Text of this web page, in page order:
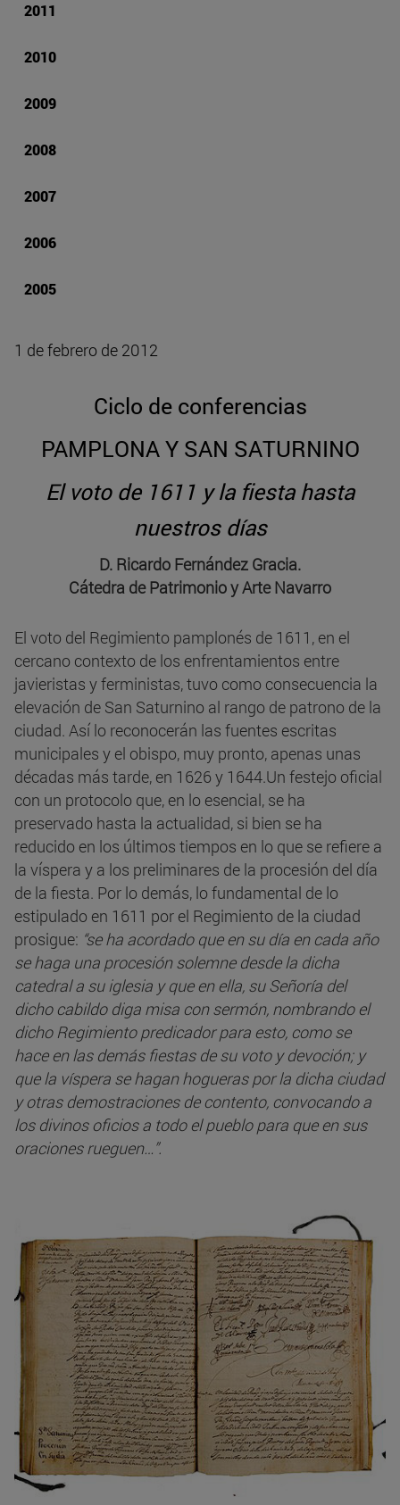
2011
2010
2009
2008
2007
2006
2005
1 de febrero de 2012
Ciclo de conferencias
PAMPLONA Y SAN SATURNINO
El voto de 1611 y la fiesta hasta
nuestros días
D. Ricardo Fernández Gracia.
Cátedra de Patrimonio y Arte Navarro
El voto del Regimiento pamplonés de 1611, en el
cercano contexto de los enfrentamientos entre
javieristas y ferministas, tuvo como consecuencia la
elevación de San Saturnino al rango de patrono de la
ciudad. Así lo reconocerán las fuentes escritas
municipales y el obispo, muy pronto, apenas unas
décadas más tarde, en 1626 y 1644.Un festejo oficial
con un protocolo que, en lo esencial, se ha
preservado hasta la actualidad, si bien se ha
reducido en los últimos tiempos en lo que se refiere a
la víspera y a los preliminares de la procesión del día
de la fiesta. Por lo demás, lo fundamental de lo
estipulado en 1611 por el Regimiento de la ciudad
prosigue: “se ha acordado que en su día en cada año
se haga una procesión solemne desde la dicha
catedral a su iglesia y que en ella, su Señoría del
dicho cabildo diga misa con sermón, nombrando el
dicho Regimiento predicador para esto, como se
hace en las demás fiestas de su voto y devoción; y
que la víspera se hagan hogueras por la dicha ciudad
y otras demostraciones de contento, convocando a
los divinos oficios a todo el pueblo para que en sus
oraciones rueguen…”.